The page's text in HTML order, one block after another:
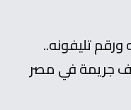
تليفونه..
جريمة في مصر